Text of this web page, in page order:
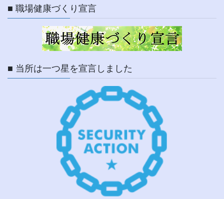
■ 職場健康づくり宣言
■ 当所は一つ星を宣言しました